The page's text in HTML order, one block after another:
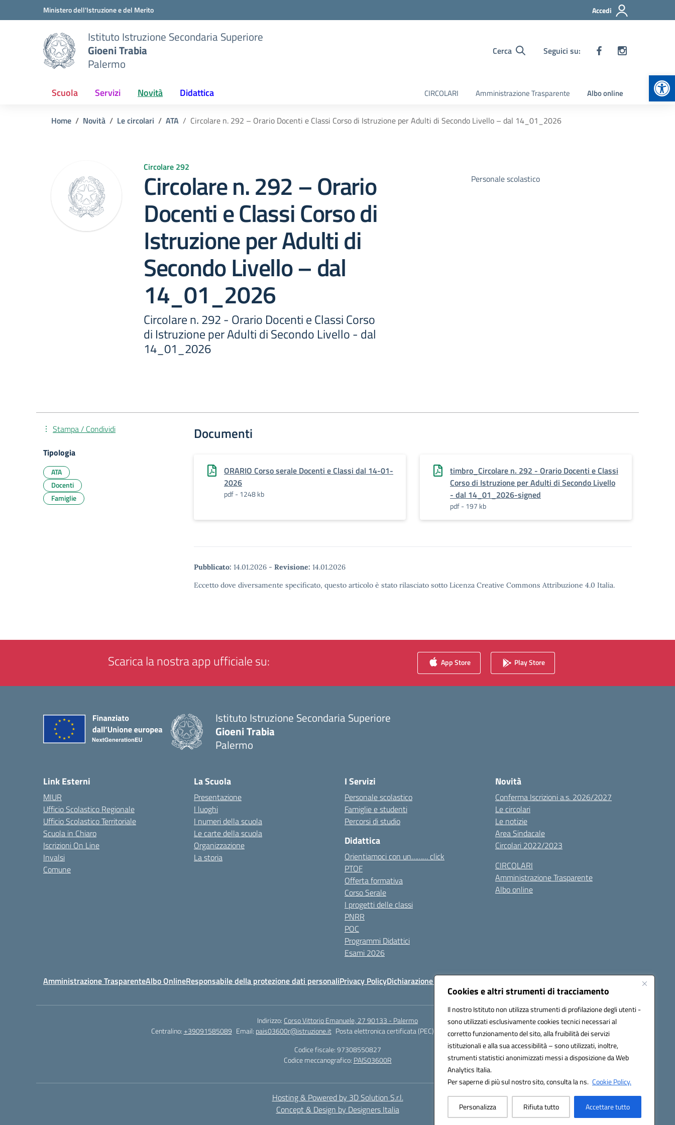
Cookies e altri strumenti di tracciamento
Il nostro Istituto non utilizza strumenti di profilazione degli utenti -
sono utilizzati esclusivamente cookies tecnici necessari al
corretto funzionamento del sito, alla fruibilità dei servizi
istituzionali e alla sua accessibilità – sono utilizzati, inoltre,
strumenti statistici anonimizzati messi a disposizione da Web
Analytics Italia.
Per saperne di più sul nostro sito, consulta la ns. Cookie Policy.
Personalizza Rifiuta tutto Accettare tutto
Vai ai contenuti
Vai al menu di navigazioneMinistero dell'Istruzione e del Merito Accedi
Istituto Istruzione Secondaria Superiore
Gioeni Trabia
Palermo
Cerca Seguici su:
Scuola Servizi Novità Didattica CIRCOLARI Amministrazione Trasparente Albo online
Home Novità Le circolari ATA Circolare n. 292 – Orario Docenti e Classi Corso di Istruzione per Adulti di Secondo Livello – dal 14_01_2026
Circolare 292
Circolare n. 292 – Orario
Docenti e Classi Corso di
Istruzione per Adulti di
Secondo Livello – dal
14_01_2026
Circolare n. 292 - Orario Docenti e Classi Corso
di Istruzione per Adulti di Secondo Livello - dal
14_01_2026
Personale scolastico
Documenti
ORARIO Corso serale Docenti e Classi dal 14-01-
2026
pdf - 1248 kb
timbro_Circolare n. 292 - Orario Docenti e Classi
Corso di Istruzione per Adulti di Secondo Livello
- dal 14_01_2026-signed
pdf - 197 kb
Pubblicato: 14.01.2026 - Revisione: 14.01.2026
Eccetto dove diversamente specificato, questo articolo è stato rilasciato sotto Licenza Creative Commons Attribuzione 4.0 Italia.
Stampa / Condividi
Tipologia
ATA
Docenti
Famiglie
Scarica la nostra app ufficiale su: App Store Play Store
Istituto Istruzione Secondaria Superiore
Gioeni Trabia
Palermo
Link Esterni
MIUR
Ufficio Scolastico Regionale
Ufficio Scolastico Territoriale
Scuola in Chiaro
Iscrizioni On Line
Invalsi
Comune
La Scuola
Presentazione
I luoghi
I numeri della scuola
Le carte della scuola
Organizzazione
La storia
I Servizi
Personale scolastico
Famiglie e studenti
Percorsi di studio
Didattica
Orientiamoci con un……… click
PTOF
Offerta formativa
Corso Serale
I progetti delle classi
PNRR
POC
Programmi Didattici
Esami 2026
Novità
Conferma Iscrizioni a.s. 2026/2027
Le circolari
Le notizie
Area Sindacale
Circolari 2022/2023
CIRCOLARI
Amministrazione Trasparente
Albo online
Amministrazione TrasparenteAlbo OnlineResponsabile della protezione dati personaliPrivacy PolicyDichiarazione di accessibilità Seguici su:
Indirizzo: Corso Vittorio Emanuele, 27 90133 - Palermo
Centralino:+39091585089 Email: pais03600r@istruzione.it Posta elettronica certificata (PEC):
pais03600r@pec.istruzione.it
Codice fiscale: 97308550827
Codice meccanografico: PAIS03600R
Hosting & Powered by 3D Solution S.r.l.
Concept & Design by Designers Italia